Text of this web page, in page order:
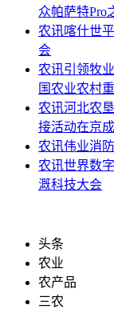
众帕萨特Pro
农讯喀什世
会
农讯引领牧
国农业农村
农讯河北农
接活动在京
农讯伟业消
农讯世界数
溉科技大会
头条
农业
农产品
三农